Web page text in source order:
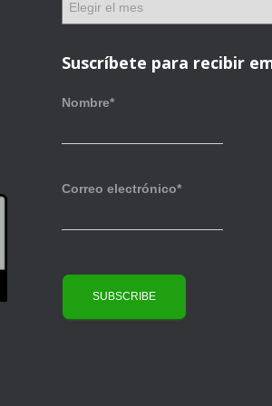
s
h
v
Suscríbete para recibir
Nombre*
Correo electrónico*